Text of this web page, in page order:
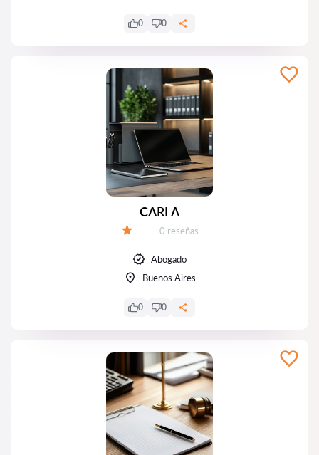
0 0
CARLA
Número de reseñas:
0 reseñas
Abogado
Buenos Aires
0 0